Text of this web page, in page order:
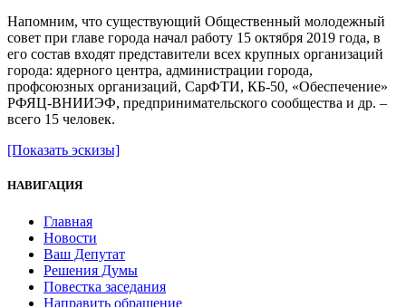
Напомним, что существующий Общественный молодежный
совет при главе города начал работу 15 октября 2019 года, в
его состав входят представители всех крупных организаций
города: ядерного центра, администрации города,
профсоюзных организаций, СарФТИ, КБ-50, «Обеспечение»
РФЯЦ-ВНИИЭФ, предпринимательского сообщества и др. –
всего 15 человек.
[Показать эскизы]
НАВИГАЦИЯ
Главная
Новости
Ваш Депутат
Решения Думы
Повестка заседания
Направить обращение